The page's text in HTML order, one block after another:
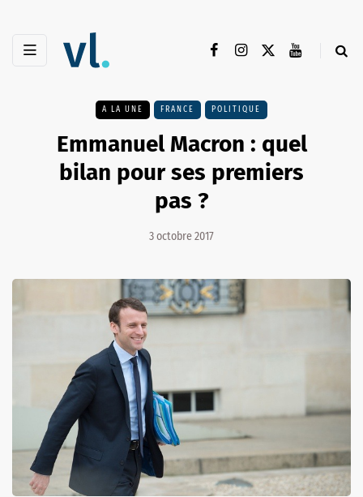
A LA UNE FRANCE POLITIQUE
Emmanuel Macron : quel
bilan pour ses premiers
pas ?
3 octobre 2017